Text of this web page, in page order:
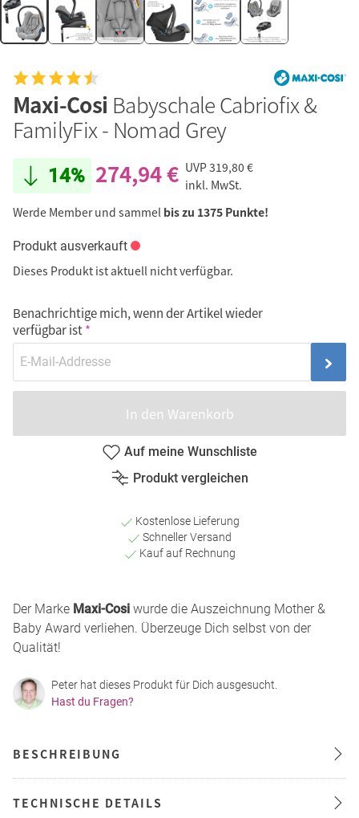
Maxi-Cosi Babyschale Cabriofix &
FamilyFix - Nomad Grey
14% 274,94 € UVP319,80 €
inkl. MwSt.
Werde Member und sammel bis zu 1375 Punkte!
Produkt ausverkauft
Dieses Produkt ist aktuell nicht verfügbar.
Benachrichtige mich, wenn der Artikel wieder
verfügbar ist
In den Warenkorb
Auf meine Wunschliste
Produkt vergleichen
Kostenlose Lieferung
Schneller Versand
Kauf auf Rechnung
Der Marke Maxi-Cosi wurde die Auszeichnung Mother &
Baby Award verliehen. Überzeuge Dich selbst von der
Qualität!
Peter hat dieses Produkt für Dich ausgesucht.
Hast du Fragen?
BESCHREIBUNG
TECHNISCHE DETAILS